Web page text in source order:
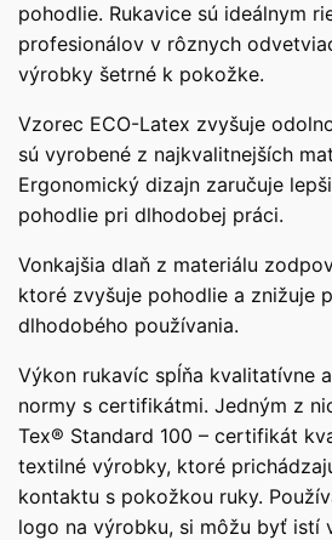
pohodlie. Rukavice sú ideálnym
profesionálov v rôznych
výrobky šetrné k pokožke.
Vzorec ECO-Latex zvyšuje
sú vyrobené z najkvalitnejších
Ergonomický dizajn zaručuje
pohodlie pri dlhodobej práci.
Vonkajšia dlaň z materiálu
ktoré zvyšuje pohodlie a znižuje
dlhodobého používania.
Výkon rukavíc spĺňa kvalitatívne
normy s certifikátmi. Jedným z
Tex® Standard 100 – certifikát
textilné výrobky, ktoré
kontaktu s pokožkou ruky.
logo na výrobku, si môžu byť istí